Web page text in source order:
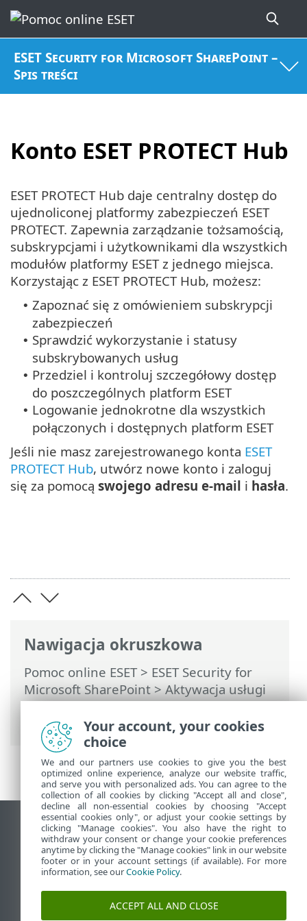
ESET Security for Microsoft SharePoint –
Spis treści
Konto ESET PROTECT Hub
Nawigacja okruszkowa
Pomoc online ESET> ESET Security for
Microsoft SharePoint>Aktywacja usługi
ESET Security for Microsoft SharePoint>
Konto ESET PROTECT Hub
ESET PROTECT Hub daje centralny dostęp do
ujednoliconej platformy zabezpieczeń ESET
PROTECT. Zapewnia zarządzanie tożsamością,
subskrypcjami i użytkownikami dla wszystkich
modułów platformy ESET z jednego miejsca.
Korzystając z ESET PROTECT Hub, możesz:
• Zapoznać się z omówieniem subskrypcji
zabezpieczeń
• Sprawdzić wykorzystanie i statusy
subskrybowanych usług
• Przedziel i kontroluj szczegółowy dostęp
do poszczególnych platform ESET
• Logowanie jednokrotne dla wszystkich
połączonych i dostępnych platform ESET
Jeśli nie masz zarejestrowanego konta ESET
PROTECT Hub, utwórz nowe konto i zaloguj
się za pomocą swojego adresu e-mail i hasła.
Wyświetl witrynę internetową dla
komputerów
End of Life
Baza wiedzy ESET
Forum ESET
ESET Status Portal
Your account, your cookies
choice
We and our partners use cookies to give you the best
optimized online experience, analyze our website traffic,
and serve you with personalized ads. You can agree to the
collection of all cookies by clicking "Accept all and close",
decline all non-essential cookies by choosing "Accept
essential cookies only", or adjust your cookie settings by
clicking "Manage cookies". You also have the right to
withdraw your consent or change your cookie preferences
anytime by clicking the "Manage cookies" link in our website
footer or in your account settings (if available). For more
information, see ourCookie Policy.
ACCEPT ALL AND CLOSE